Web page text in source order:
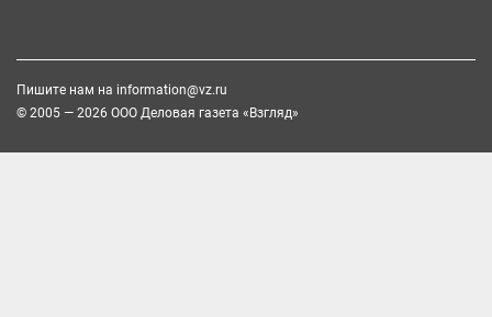
Пишите нам на information@vz.ru
© 2005 — 2026 ООО Деловая газета «Взгляд»